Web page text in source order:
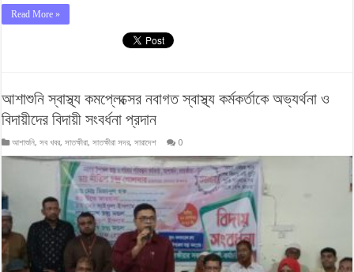
Read More »
আশাশুনি স্বাস্থ্য কমপ্লেক্সের নবাগত স্বাস্থ্য কর্মকর্তাকে অভ্যর্থনা ও
বিদায়ীদের বিদায়ী সংবর্ধনা প্রদান
আশাশুনি,সব খবর,সাতক্ষীরা,সাতক্ষীরা সদর,সারাদেশ 0